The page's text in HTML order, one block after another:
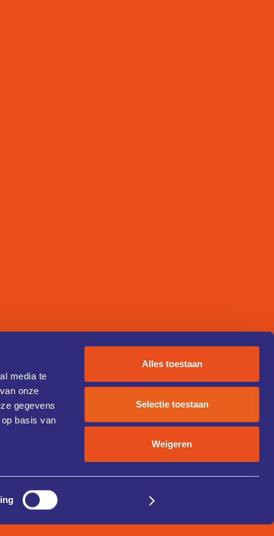
media te
onze
gegevens
basis van
Alles toestaan
Selectie toestaan
Weigeren